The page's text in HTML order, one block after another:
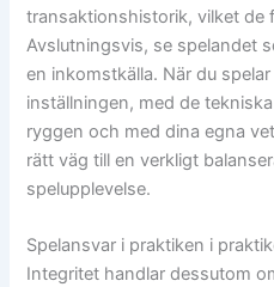
transaktionshistorik, vilket de
Avslutningsvis, se spelandet
en inkomstkälla. När du
inställningen, med de
ryggen och med dina egna
rätt väg till en verkligt
spelupplevelse.
Spelansvar i praktiken i
Integritet handlar dessutom